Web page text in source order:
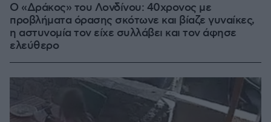
Ο «Δράκος» του Λονδίνου: 40χρονος με
προβλήματα όρασης σκότωνε και βίαζε γυναίκες,
η αστυνομία τον είχε συλλάβει και τον άφησε
ελεύθερο